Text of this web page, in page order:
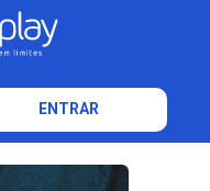
ENTRAR